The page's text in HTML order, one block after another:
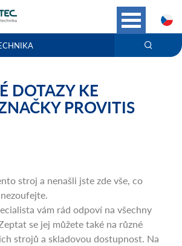
DOTAZY KE
PROVITIS
stroj a nenašli jste zde vše, co
vám rád odpoví na všechny
se jej můžete také na různé
strojů a skladovou dostupnost. Na